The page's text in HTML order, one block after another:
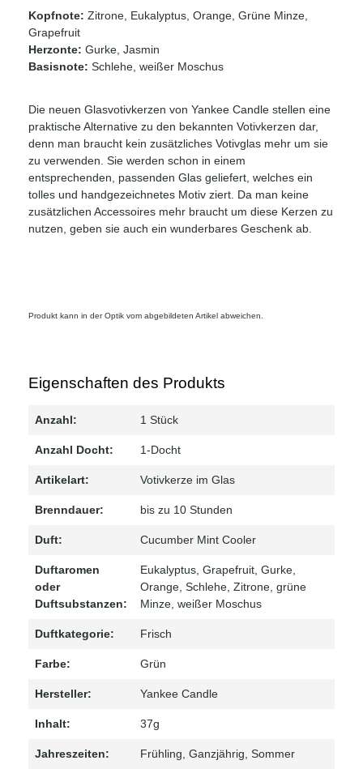
Kopfnote: Zitrone, Eukalyptus, Orange, Grüne Minze,
Grapefruit
Herzonte: Gurke, Jasmin
Basisnote: Schlehe, weißer Moschus
Die neuen Glasvotivkerzen von Yankee Candle stellen eine
praktische Alternative zu den bekannten Votivkerzen dar,
denn man braucht kein zusätzliches Votivglas mehr um sie
zu verwenden. Sie werden schon in einem
entsprechenden, passenden Glas geliefert, welches ein
tolles und handgezeichnetes Motiv ziert. Da man keine
zusätzlichen Accessoires mehr braucht um diese Kerzen zu
nutzen, geben sie auch ein wunderbares Geschenk ab.
Produkt kann in der Optik vom abgebildeten Artikel abweichen.
Eigenschaften des Produkts
Anzahl: 1 Stück
Anzahl Docht: 1-Docht
Artikelart: Votivkerze im Glas
Brenndauer: bis zu 10 Stunden
Duft: Cucumber Mint Cooler
Duftaromen
oder
Duftsubstanzen:
Eukalyptus, Grapefruit, Gurke,
Orange, Schlehe, Zitrone, grüne
Minze, weißer Moschus
Duftkategorie: Frisch
Farbe: Grün
Hersteller: Yankee Candle
Inhalt: 37g
Jahreszeiten: Frühling, Ganzjährig, Sommer